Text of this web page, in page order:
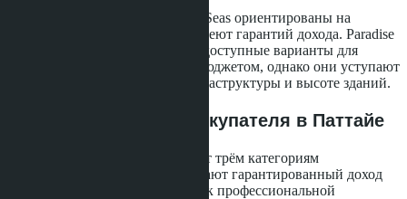
Проекты Laguna Beach и Seven Seas ориентированы на
туристическую аренду, но не имеют гарантий дохода. Paradise
Park и The Orient Resort - более доступные варианты для
покупателей с ограниченным бюджетом, однако они уступают
Skypark Lucean по уровню инфраструктуры и высоте зданий.
Что это значит для покупателя в Паттайе
Skypark Lucean Jomtien подходит трём категориям
покупателей. Инвесторы получают гарантированный доход
6% в течение трёх лет и доступ к профессиональной